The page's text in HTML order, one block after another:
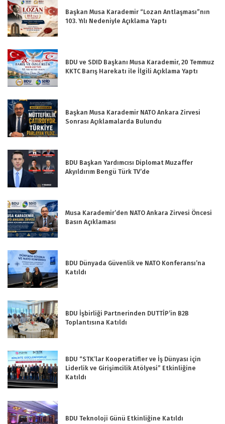
Başkan Musa Karademir “Lozan Antlaşması”nın
103. Yılı Nedeniyle Açıklama Yaptı
BDU ve SDID Başkanı Musa Karademir, 20 Temmuz
KKTC Barış Harekatı ile İlgili Açıklama Yaptı
Başkan Musa Karademir NATO Ankara Zirvesi
Sonrası Açıklamalarda Bulundu
BDU Başkan Yardımcısı Diplomat Muzaffer
Akyıldırım Bengü Türk TV’de
Musa Karademir’den NATO Ankara Zirvesi Öncesi
Basın Açıklaması
BDU Dünyada Güvenlik ve NATO Konferansı’na
Katıldı
BDU İşbirliği Partnerinden DUTTİP’in B2B
Toplantısına Katıldı
BDU “STK’lar Kooperatifler ve İş Dünyası için
Liderlik ve Girişimcilik Atölyesi” Etkinliğine
Katıldı
BDU Teknoloji Günü Etkinliğine Katıldı